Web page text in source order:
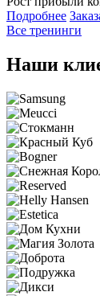
Подробнее
Все тренинги
Наши